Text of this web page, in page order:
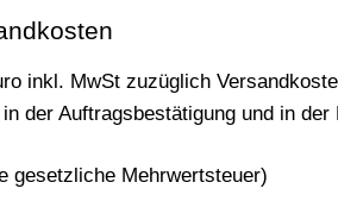
inkl. MwSt zuzüglich
der Auftragsbestätigung und in
gesetzliche Mehrwertsteuer)